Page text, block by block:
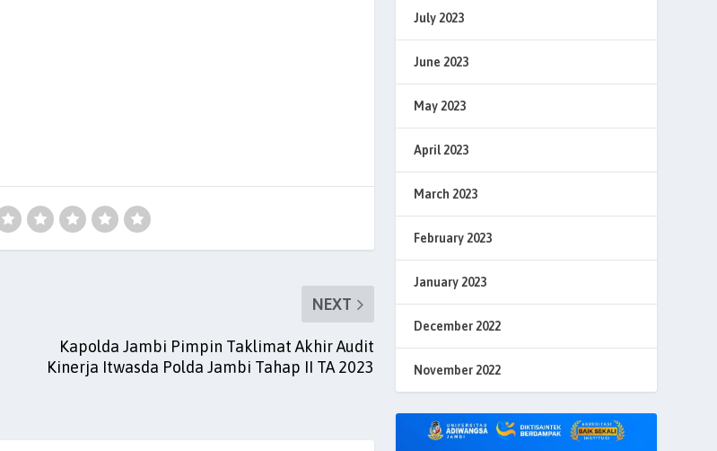
NEXT
Kapolda Jambi Pimpin Taklimat Akhir Audit
Kinerja Itwasda Polda Jambi Tahap II TA 2023
July 2023
June 2023
May 2023
April 2023
March 2023
February 2023
January 2023
December 2022
November 2022